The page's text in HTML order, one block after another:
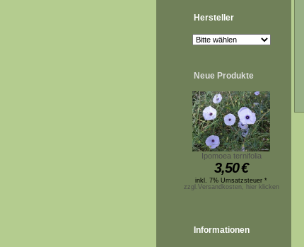
Hersteller
Neue Produkte
Ipomoea ternifolia
3,50€
inkl. 7% Umsatzsteuer *
zzgl.Versandkosten, hier klicken
Informationen